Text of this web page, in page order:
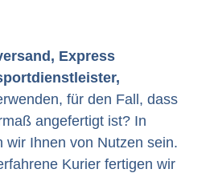
Express
für den Fall, dass
angefertigt ist? In
wir Ihnen von Nutzen sein.
Kurier fertigen wir